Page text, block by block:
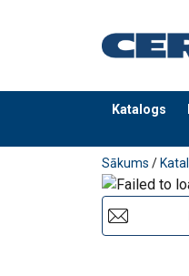
Katalogs
Pievienots
Sākums /